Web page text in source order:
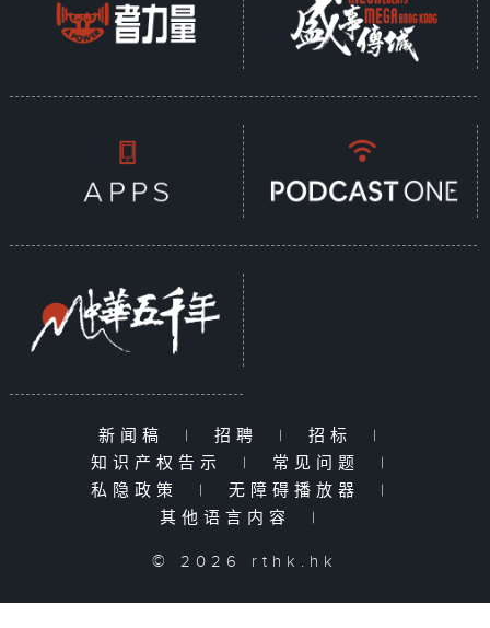
新闻稿 | 招聘 | 招标
|
知识产权告示
| 常见问题
|
私隐政策
| 无障碍播放器
|
其他语言内容
|
© 2026 rthk.hk